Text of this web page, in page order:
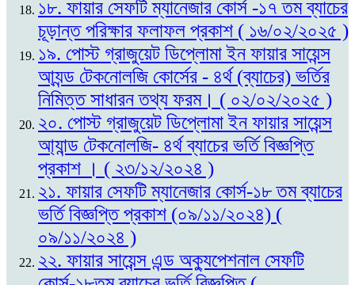
১৮. ফায়ার সেফটি ম্যানেজার কোর্স -১৭ তম ব্যাচের
চূড়ান্ত পরিক্ষার ফলাফল প্রকাশ ( ১৬/০২/২০২৫ )
১৯. পোস্ট গ্রাজুয়েট ডিপ্লোমা ইন ফায়ার সায়েন্স
আ্যন্ড টেকনোলজি কোর্সের - ৪র্থ (ব্যাচের) ভর্তির
নিমিত্ত সাধারন তথ্য ফরম। ( ০২/০২/২০২৫ )
২০. পোস্ট গ্রাজুয়েট ডিপ্লোমা ইন ফায়ার সায়েন্স
আ্যান্ড টেকনোলজি- ৪র্থ ব্যাচের ভর্তি বিজ্ঞপ্তি
প্রকাশ । ( ২৩/১২/২০২৪ )
২১. ফায়ার সেফটি ম্যানেজার কোর্স-১৮ তম ব্যাচের
ভর্তি বিজ্ঞপ্তি প্রকাশ (০৯/১১/২০২৪) (
০৯/১১/২০২৪ )
২২. ফায়ার সায়েন্স এন্ড অক্যুপেশনাল সেফটি